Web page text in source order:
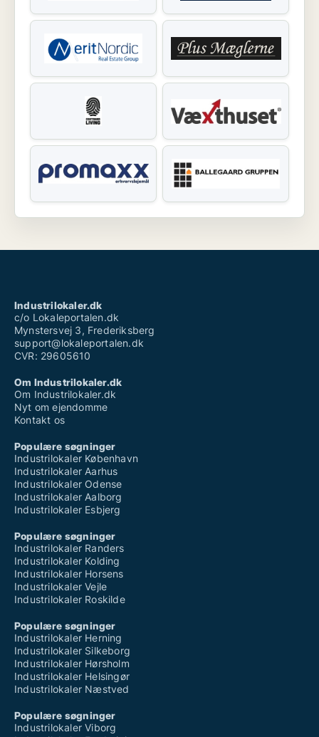
Industrilokaler.dk
c/o Lokaleportalen.dk
Mynstersvej 3, Frederiksberg
support@lokaleportalen.dk
CVR: 29605610
Om Industrilokaler.dk
Om Industrilokaler.dk
Nyt om ejendomme
Kontakt os
Populære søgninger
Industrilokaler København
Industrilokaler Aarhus
Industrilokaler Odense
Industrilokaler Aalborg
Industrilokaler Esbjerg
Populære søgninger
Industrilokaler Randers
Industrilokaler Kolding
Industrilokaler Horsens
Industrilokaler Vejle
Industrilokaler Roskilde
Populære søgninger
Industrilokaler Herning
Industrilokaler Silkeborg
Industrilokaler Hørsholm
Industrilokaler Helsingør
Industrilokaler Næstved
Populære søgninger
Industrilokaler Viborg